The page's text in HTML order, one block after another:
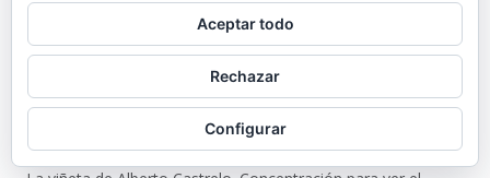
En 1970, bendición de los espigones de Poniente y Levante
#6.650
El Coto de la Isleta y Valdelagrana. Geohistoria de un espacio
entre el mar y las marismas #6.649
Aceptar todo
Rechazar
Configurar